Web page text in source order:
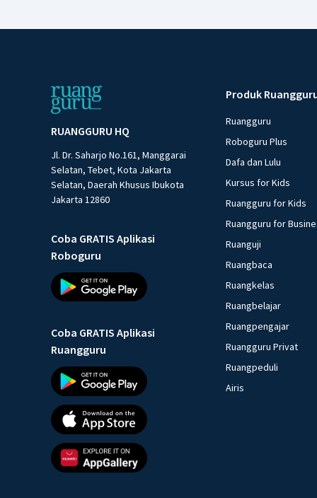
RUANGGURU HQ
Jl. Dr. Saharjo No.161, Manggarai
Selatan, Tebet, Kota Jakarta
Selatan, Daerah Khusus Ibukota
Jakarta 12860
Coba GRATIS Aplikasi
Roboguru
Coba GRATIS Aplikasi
Ruangguru
Produk
Ruangguru
Roboguru Plus
Dafa dan Lulu
Kursus for Kids
Ruangguru for Kids
Ruangguru for
Ruanguji
Ruangbaca
Ruangkelas
Ruangbelajar
Ruangpengajar
Ruangguru Privat
Ruangpeduli
Airis